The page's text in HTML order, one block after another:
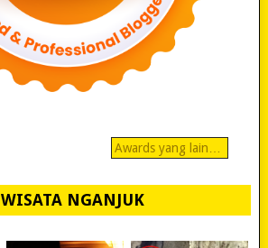
Awards yang lain…
WISATA NGANJUK